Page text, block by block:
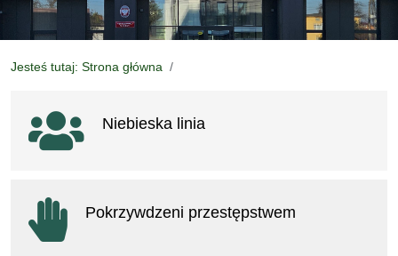
Jesteś tutaj: Strona główna
Ważne linki
Niebieska linia
Pokrzywdzeni przestępstwem